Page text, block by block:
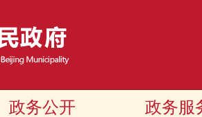
政务公开 政务服